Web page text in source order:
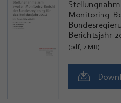
Monitoring-
Berichtsjahr
(pdf, 2 MB)